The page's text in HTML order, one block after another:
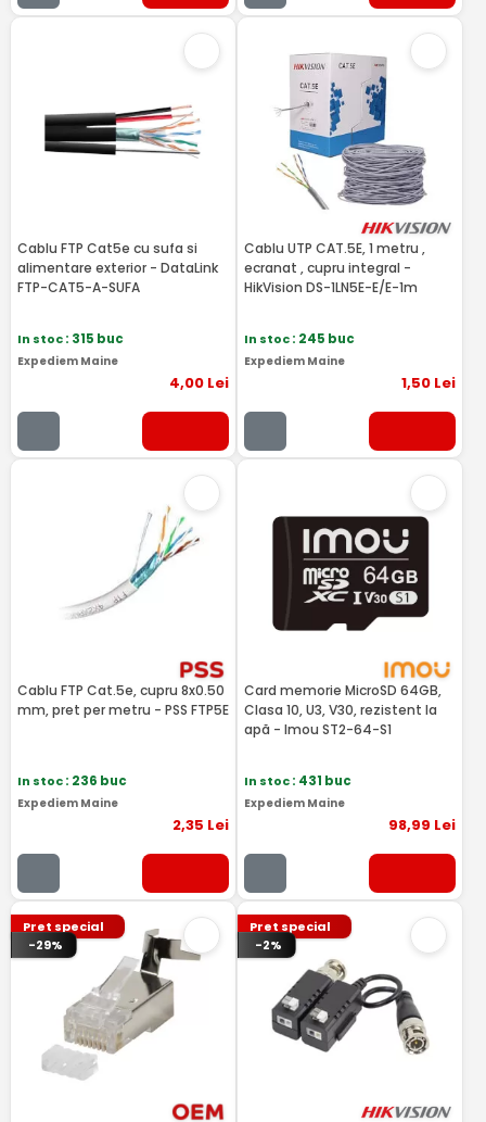
Cablu FTP Cat5e cu sufa si
alimentare exterior - DataLink
FTP-CAT5-A-SUFA
In stoc: 315 buc
Expediem Maine
4,00Lei
Cablu UTP CAT.5E, 1 metru ,
ecranat , cupru integral -
HikVision DS-1LN5E-E/E-1m
In stoc: 245 buc
Expediem Maine
1,50 Lei
Cablu FTP Cat.5e, cupru 8x0.50
mm, pret per metru - PSS FTP5E
In stoc: 236 buc
Expediem Maine
2,35 Lei
Card memorie MicroSD 64GB,
Clasa 10, U3, V30, rezistent la
apă - Imou ST2-64-S1
In stoc: 431 buc
Expediem Maine
98,99 Lei
Pret special
-29%
Pret special
-2%